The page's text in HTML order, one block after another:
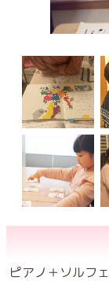
ピアノ＋ソルフ